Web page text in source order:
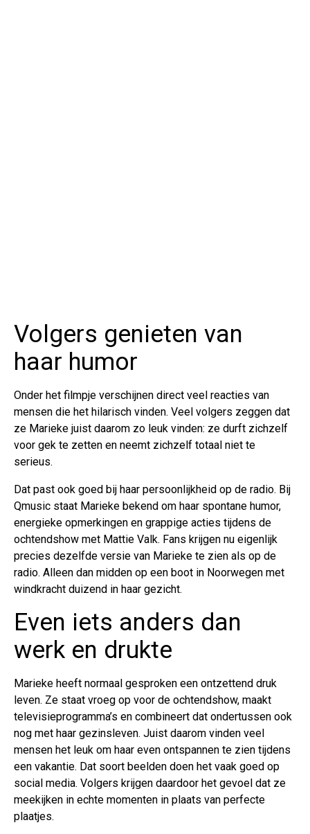
Volgers genieten van
haar humor
Onder het filmpje verschijnen direct veel reacties van
mensen die het hilarisch vinden. Veel volgers zeggen dat
ze Marieke juist daarom zo leuk vinden: ze durft zichzelf
voor gek te zetten en neemt zichzelf totaal niet te
serieus.
Dat past ook goed bij haar persoonlijkheid op de radio. Bij
Qmusic staat Marieke bekend om haar spontane humor,
energieke opmerkingen en grappige acties tijdens de
ochtendshow met Mattie Valk. Fans krijgen nu eigenlijk
precies dezelfde versie van Marieke te zien als op de
radio. Alleen dan midden op een boot in Noorwegen met
windkracht duizend in haar gezicht.
Even iets anders dan
werk en drukte
Marieke heeft normaal gesproken een ontzettend druk
leven. Ze staat vroeg op voor de ochtendshow, maakt
televisieprogramma’s en combineert dat ondertussen ook
nog met haar gezinsleven. Juist daarom vinden veel
mensen het leuk om haar even ontspannen te zien tijdens
een vakantie. Dat soort beelden doen het vaak goed op
social media. Volgers krijgen daardoor het gevoel dat ze
meekijken in echte momenten in plaats van perfecte
plaatjes.